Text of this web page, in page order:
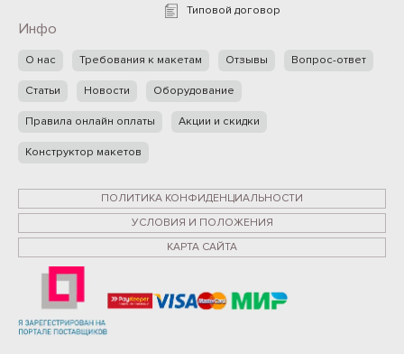
Типовой договор
Инфо
О нас Требования к макетам Отзывы Вопрос-ответ
Статьи Новости Оборудование
Правила онлайн оплаты Акции и скидки
Конструктор макетов
ПОЛИТИКА КОНФИДЕНЦИАЛЬНОСТИ
УСЛОВИЯ И ПОЛОЖЕНИЯ
КАРТА САЙТА